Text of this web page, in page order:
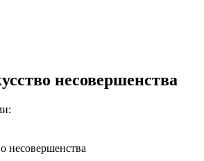
несовершенства